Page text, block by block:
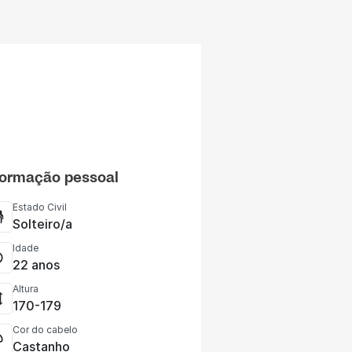
pessoal
Estado Civil
Solteiro/a
Idade
22 anos
Altura
170-179
Cor do cabelo
Castanho